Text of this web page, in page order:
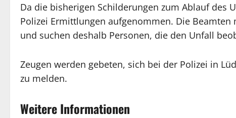
Da die bisherigen Schilderungen zum Ablauf des
Polizei Ermittlungen aufgenommen. Die
und suchen deshalb Personen, die den Unfall
Zeugen werden gebeten, sich bei der Polizei in
zu melden.
Weitere Informationen